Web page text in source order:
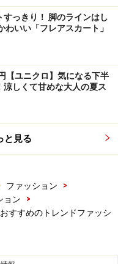
印象で見た目にも涼し
です。
袖口にむかって細く
ルマンスリーブを選
をカバーしてくれます
くれるので、今っぽ
すっきり！ 脚のラインはし
わいい「フレアスカート」
【ユニクロ】気になる下半
しくて甘めな大人の夏ス
と見る
ファッション
>
ョン
>
すすめのトレンドファッシ